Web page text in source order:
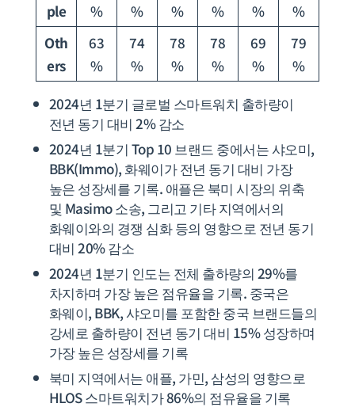
ple
%
%
%
%
%
%
Oth
ers
63
%
74
%
78
%
78
%
69
%
79
%
2024년 1분기 글로벌 스마트워치 출하량이
전년 동기 대비 2% 감소
2024년 1분기 Top 10 브랜드 중에서는 샤오미,
BBK(Immo), 화웨이가 전년 동기 대비 가장
높은 성장세를 기록. 애플은 북미 시장의 위축
및 Masimo 소송, 그리고 기타 지역에서의
화웨이와의 경쟁 심화 등의 영향으로 전년 동기
대비 20% 감소
2024년 1분기 인도는 전체 출하량의 29%를
차지하며 가장 높은 점유율을 기록. 중국은
화웨이, BBK, 샤오미를 포함한 중국 브랜드들의
강세로 출하량이 전년 동기 대비 15% 성장하며
가장 높은 성장세를 기록
북미 지역에서는 애플, 가민, 삼성의 영향으로
HLOS 스마트워치가 86%의 점유율을 기록